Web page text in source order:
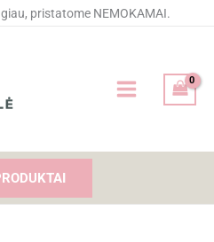
pristatome NEMOKAMAI.